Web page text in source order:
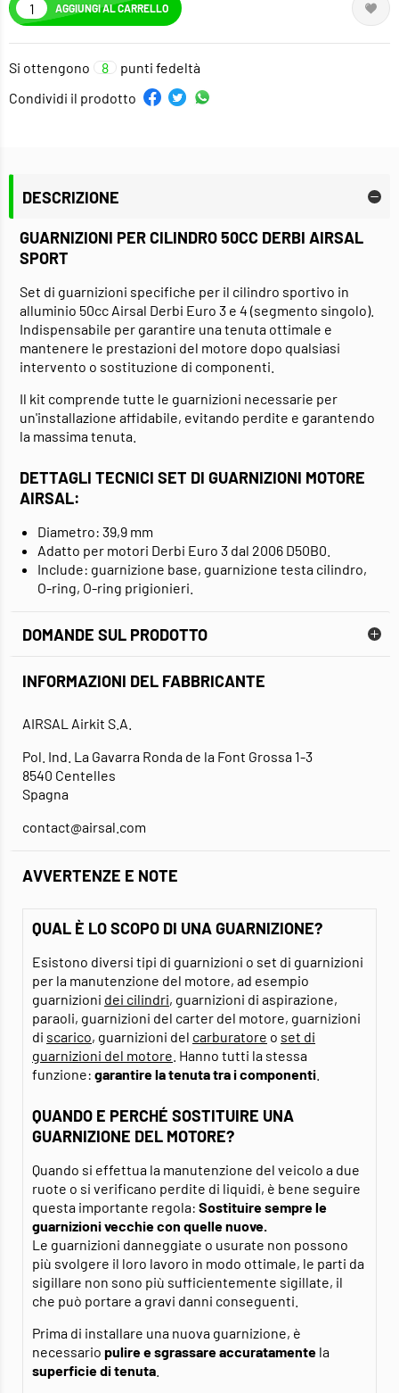
AGGIUNGI AL CARRELLO
Si ottengono 8
punti fedeltà
Condividi il prodotto
DESCRIZIONE
GUARNIZIONI PER CILINDRO 50CC DERBI AIRSAL
SPORT
Set di guarnizioni specifiche per il cilindro sportivo in
alluminio 50cc Airsal Derbi Euro 3 e 4 (segmento singolo).
Indispensabile per garantire una tenuta ottimale e
mantenere le prestazioni del motore dopo qualsiasi
intervento o sostituzione di componenti.
Il kit comprende tutte le guarnizioni necessarie per
un'installazione affidabile, evitando perdite e garantendo
la massima tenuta.
DETTAGLI TECNICI SET DI GUARNIZIONI MOTORE
AIRSAL:
Diametro: 39,9 mm
Adatto per motori Derbi Euro 3 dal 2006 D50B0.
Include: guarnizione base, guarnizione testa cilindro,
O-ring, O-ring prigionieri.
DOMANDE SUL PRODOTTO
INFORMAZIONI DEL FABBRICANTE
AIRSAL Airkit S.A.
Pol. Ind. La Gavarra Ronda de la Font Grossa 1-3
8540 Centelles
Spagna
contact@airsal.com
AVVERTENZE E NOTE
QUAL È LO SCOPO DI UNA GUARNIZIONE?
Esistono diversi tipi di guarnizioni o set di guarnizioni
per la manutenzione del motore, ad esempio
guarnizioni dei cilindri, guarnizioni di aspirazione,
paraoli, guarnizioni del carter del motore, guarnizioni
di scarico, guarnizioni del carburatore o set di
guarnizioni del motore . Hanno tutti la stessa
funzione: garantire la tenuta tra i componenti
QUANDO E PERCHÉ SOSTITUIRE UNA
GUARNIZIONE DEL MOTORE?
Quando si effettua la manutenzione del veicolo a due
ruote o si verificano perdite di liquidi, è bene seguire
questa importante regola: Sostituire sempre le
guarnizioni vecchie con quelle nuove.
Le guarnizioni danneggiate o usurate non possono
più svolgere il loro lavoro in modo ottimale, le parti da
sigillare non sono più sufficientemente sigillate, il
che può portare a gravi danni conseguenti.
Prima di installare una nuova guarnizione, è
necessario pulire e sgrassare accuratamente la
superficie di tenuta